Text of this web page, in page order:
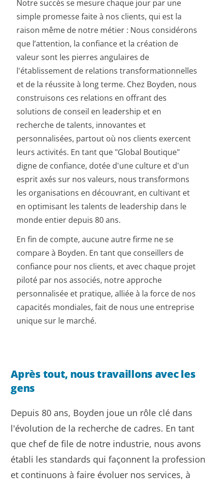
Notre succès se mesure chaque jour par une
simple promesse faite à nos clients, qui est la
raison même de notre métier : Nous considérons
que l’attention, la confiance et la création de
valeur sont les pierres angulaires de
l'établissement de relations transformationnelles
et de la réussite à long terme. Chez Boyden, nous
construisons ces relations en offrant des
solutions de conseil en leadership et en
recherche de talents, innovantes et
personnalisées, partout où nos clients exercent
leurs activités. En tant que "Global Boutique"
digne de confiance, dotée d'une culture et d'un
esprit axés sur nos valeurs, nous transformons
les organisations en découvrant, en cultivant et
en optimisant les talents de leadership dans le
monde entier depuis 80 ans.
En fin de compte, aucune autre firme ne se
compare à Boyden. En tant que conseillers de
confiance pour nos clients, et avec chaque projet
piloté par nos associés, notre approche
personnalisée et pratique, alliée à la force de nos
capacités mondiales, fait de nous une entreprise
unique sur le marché.
Après tout, nous travaillons avec les
gens
Depuis 80 ans, Boyden joue un rôle clé dans
l'évolution de la recherche de cadres. En tant
que chef de file de notre industrie, nous avons
établi les standards qui façonnent la profession
et continuons à faire évoluer nos services, à